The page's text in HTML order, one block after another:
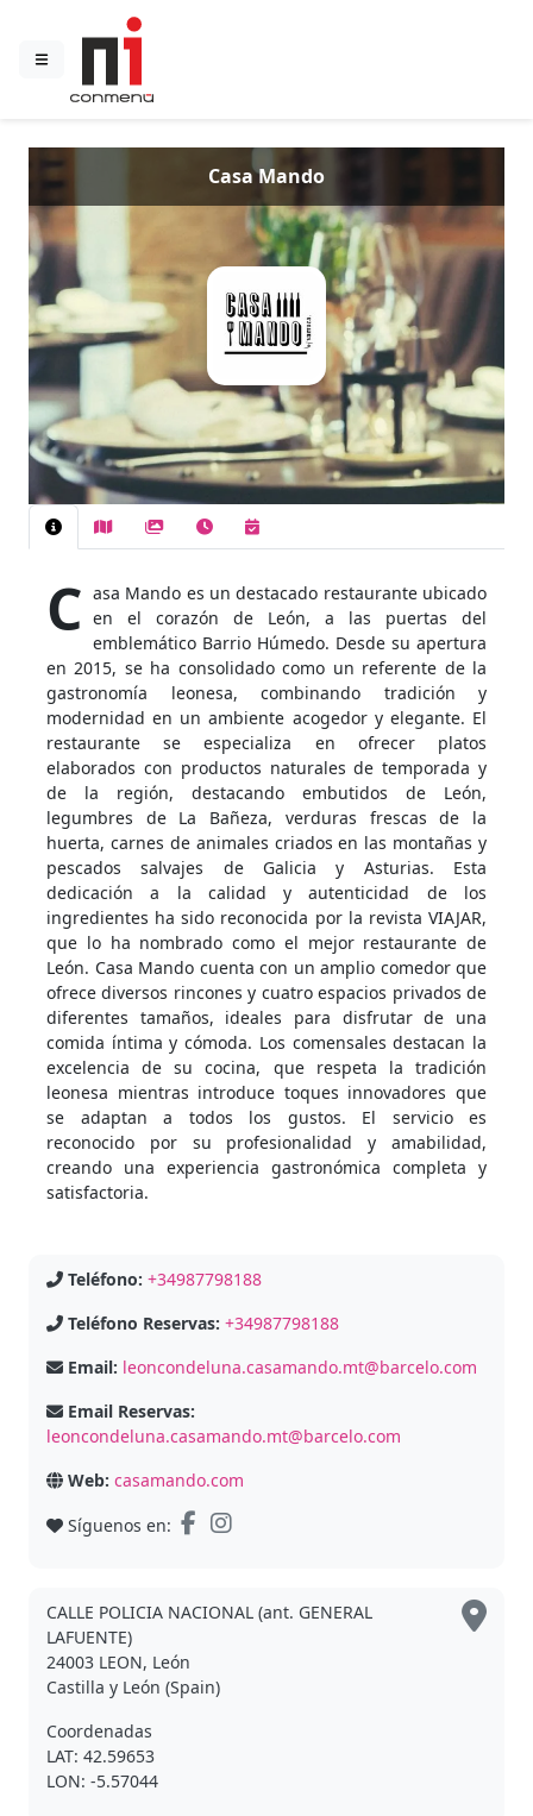
Casa Mando
C asa Mando es un destacado restaurante ubicado
en el corazón de León, a las puertas del
emblemático Barrio Húmedo. Desde su apertura
en 2015, se ha consolidado como un referente de la
gastronomía leonesa, combinando tradición y
modernidad en un ambiente acogedor y elegante. El
restaurante se especializa en ofrecer platos
elaborados con productos naturales de temporada y
de la región, destacando embutidos de León,
legumbres de La Bañeza, verduras frescas de la
huerta, carnes de animales criados en las montañas y
pescados salvajes de Galicia y Asturias. Esta
dedicación a la calidad y autenticidad de los
ingredientes ha sido reconocida por la revista VIAJAR,
que lo ha nombrado como el mejor restaurante de
León. Casa Mando cuenta con un amplio comedor que
ofrece diversos rincones y cuatro espacios privados de
diferentes tamaños, ideales para disfrutar de una
comida íntima y cómoda. Los comensales destacan la
excelencia de su cocina, que respeta la tradición
leonesa mientras introduce toques innovadores que
se adaptan a todos los gustos. El servicio es
reconocido por su profesionalidad y amabilidad,
creando una experiencia gastronómica completa y
satisfactoria.
Teléfono: +34987798188
Teléfono Reservas: +34987798188
Email: leoncondeluna.casamando.mt@barcelo.com
Email Reservas:
leoncondeluna.casamando.mt@barcelo.com
Web: casamando.com
Síguenos en:
CALLE POLICIA NACIONAL (ant. GENERAL
LAFUENTE)
24003 LEON, León
Castilla y León (Spain)
Coordenadas
LAT: 42.59653
LON: -5.57044